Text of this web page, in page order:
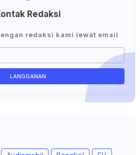
Redaksi
redaksi kami lewat email